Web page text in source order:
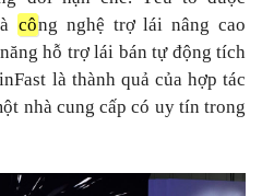
công nghệ trợ lái nâng cao
hỗ trợ lái bán tự động tích
là thành quả của hợp tác
nhà cung cấp có uy tín trong